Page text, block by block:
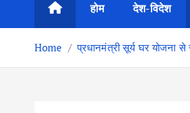
होम देश-विदेश
Home प्रधानमंत्री सूर्य घर योजना